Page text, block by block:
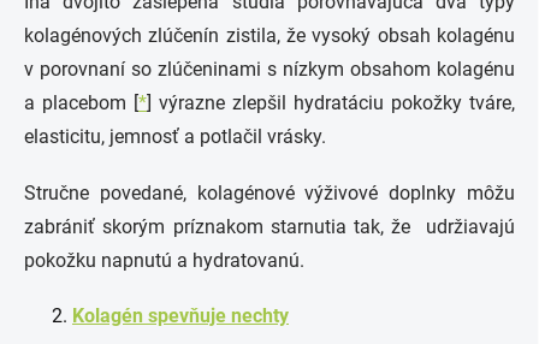
kolagénových zlúčenín zistila, že vysoký obsah kolagénu
v porovnaní so zlúčeninami s nízkym obsahom kolagénu
a placebom [*] výrazne zlepšil hydratáciu pokožky tváre,
elasticitu, jemnosť a potlačil vrásky.
Stručne povedané, kolagénové výživové doplnky môžu
zabrániť skorým príznakom starnutia tak, že udržiavajú
pokožku napnutú a hydratovanú.
Kolagén spevňuje nechty